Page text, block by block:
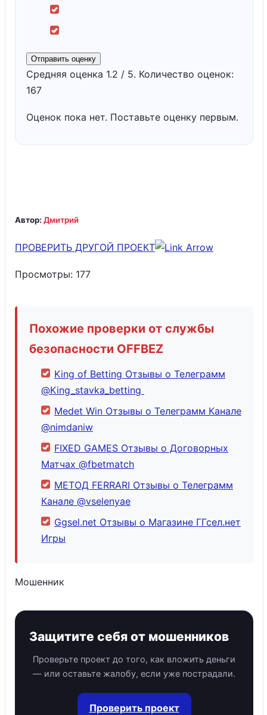
Отправить оценку
Средняя оценка 1.2 / 5. Количество оценок:
167
Оценок пока нет. Поставьте оценку первым.
Автор: Дмитрий
ПРОВЕРИТЬ ДРУГОЙ ПРОЕКТ
Просмотры: 177
Похожие проверки от службы
безопасности OFFBEZ
King of Betting Отзывы о Телеграмм
@King_stavka_betting
Medet Win Отзывы о Телеграмм Канале
@nimdaniw
FIXED GAMES Отзывы о Договорных
Матчах @fbetmatch
МЕТОД FERRARI Отзывы о Телеграмм
Канале @vselenyae
Ggsel.net Отзывы о Магазине ГГсел.нет
Игры
Мошенник
Защитите себя от мошенников
Проверьте проект до того, как вложить деньги
— или оставьте жалобу, если уже пострадали.
Проверить проект